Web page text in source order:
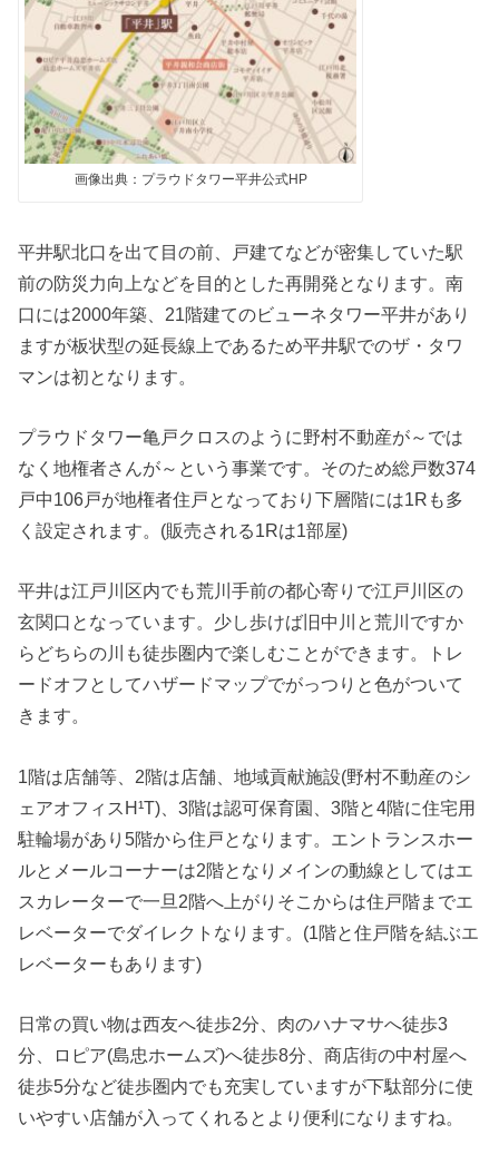
画像出典：プラウドタワー平井公式HP
平井駅北口を出て目の前、戸建てなどが密集していた駅
前の防災力向上などを目的とした再開発となります。南
口には2000年築、21階建てのビューネタワー平井があり
ますが板状型の延長線上であるため平井駅でのザ・タワ
マンは初となります。
プラウドタワー亀戸クロスのように野村不動産が～では
なく地権者さんが～という事業です。そのため総戸数374
戸中106戸が地権者住戸となっており下層階には1Rも多
く設定されます。(販売される1Rは1部屋)
平井は江戸川区内でも荒川手前の都心寄りで江戸川区の
玄関口となっています。少し歩けば旧中川と荒川ですか
らどちらの川も徒歩圏内で楽しむことができます。トレ
ードオフとしてハザードマップでがっつりと色がついて
きます。
1階は店舗等、2階は店舗、地域貢献施設(野村不動産のシ
ェアオフィスH¹T)、3階は認可保育園、3階と4階に住宅用
駐輪場があり5階から住戸となります。エントランスホー
ルとメールコーナーは2階となりメインの動線としてはエ
スカレーターで一旦2階へ上がりそこからは住戸階までエ
レベーターでダイレクトなります。(1階と住戸階を結ぶエ
レベーターもあります)
日常の買い物は西友へ徒歩2分、肉のハナマサへ徒歩3
分、ロピア(島忠ホームズ)へ徒歩8分、商店街の中村屋へ
徒歩5分など徒歩圏内でも充実していますが下駄部分に使
いやすい店舗が入ってくれるとより便利になりますね。